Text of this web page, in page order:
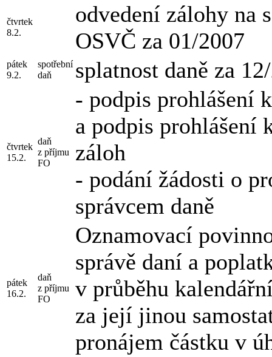
čtvrtek
8.2.
odvedení zálohy na
OSVČ za 01/2007
pátek
9.2.
spotřební
daň
splatnost daně za
čtvrtek
15.2.
daň
z příjmu
FO
- podpis prohlášení
a podpis prohlášení
záloh
- podání žádosti o
správcem daně
pátek
16.2.
daň
z příjmu
FO
Oznamovací
správě daní a
v průběhu
za její jinou
pronájem částku v